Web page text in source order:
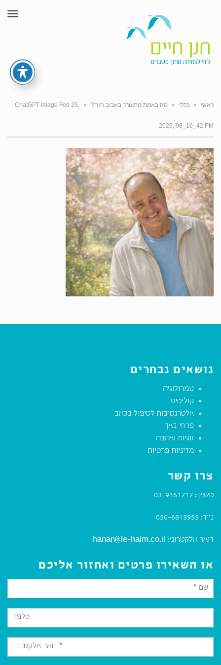
ראשי » כללי » מה באמת מתעורר באביב הזה? »
ChatGPT Image Feb 25,
2026, 08_16_42 PM
נושאים נבחרים
נומרולוגיה
קוליטיס
אלטרנטיבות לטיפול בכאב
פרחי באך
זוגיות ואהבה
מדיניות פרטיות
צרו קשר
טלפון: 03-9161717
נייד: 050-6815955
דואר אלקטרוני: hanan@le-haim.co.il
או השאירו פרטים ואחזור אליכם